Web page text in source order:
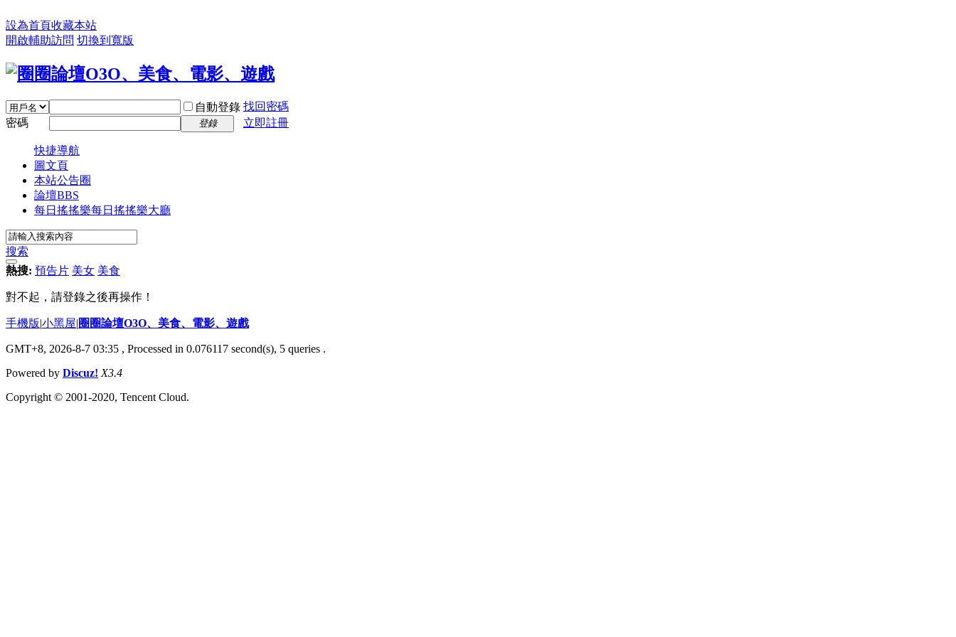
設為首頁收藏本站
開啟輔助訪問 切換到寬版
自動登錄 找回密碼
密碼
登錄 立即註冊
快捷導航
圖文頁
本站公告圈
論壇BBS
每日搖搖樂每日搖搖樂大廳
搜索
熱搜: 預告片 美女 美食
對不起，請登錄之後再操作！
手機版|小黑屋|圈圈論壇O3O、美食、電影、遊戲
GMT+8, 2026-8-7 03:35 , Processed in 0.076117 second(s), 5 queries .
Powered by Discuz! X3.4
Copyright © 2001-2020, Tencent Cloud.